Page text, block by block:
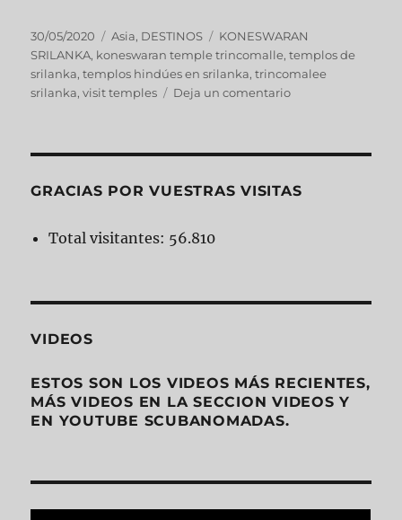
30/05/2020 Asia, DESTINOS
KONESWARAN
SRILANKA, koneswaran temple trincomalle,templos de
srilanka,templos hindúes en srilanka,trincomalee
srilanka,visit temples Deja un comentario
GRACIAS POR VUESTRAS VISITAS
Total visitantes: 56.810
VIDEOS
ESTOS SON LOS VIDEOS MÁS RECIENTES,
MÁS VIDEOS EN LA SECCION VIDEOS Y
EN YOUTUBE SCUBANOMADAS.